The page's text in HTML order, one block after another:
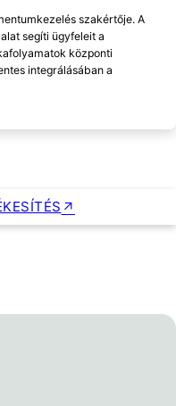
szakértője. A
segíti ügyfeleit a
központi
integrálásában a